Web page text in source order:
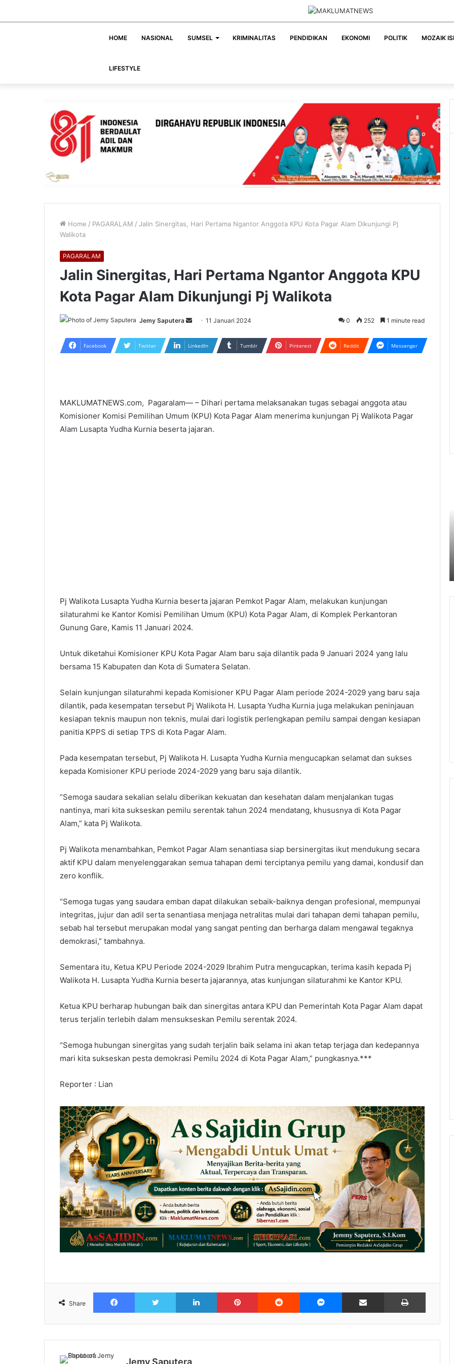
HOME NASIONAL SUMSEL KRIMINALITAS PENDIDIKAN EKONOMI POLITIK MOZAIK
LIFESTYLE
Home / PAGARALAM / Jalin Sinergitas, Hari Pertama Ngantor Anggota KPU Kota Pagar Alam Dikunjungi Pj
Walikota
PAGARALAM
Jalin Sinergitas, Hari Pertama Ngantor Anggota KPU
Kota Pagar Alam Dikunjungi Pj Walikota
Jemy Saputera
Send
email
11 Januari 2024 0 252 1 minute read
Facebook Twitter LinkedIn Tumblr Pinterest Reddit Messenger
MAKLUMATNEWS.com, Pagaralam— – Dihari pertama melaksanakan tugas sebagai anggota atau
Komisioner Komisi Pemilihan Umum (KPU) Kota Pagar Alam menerima kunjungan Pj Walikota Pagar
Alam Lusapta Yudha Kurnia beserta jajaran.
Pj Walikota Lusapta Yudha Kurnia beserta jajaran Pemkot Pagar Alam, melakukan kunjungan
silaturahmi ke Kantor Komisi Pemilihan Umum (KPU) Kota Pagar Alam, di Komplek Perkantoran
Gunung Gare, Kamis 11 Januari 2024.
Untuk diketahui Komisioner KPU Kota Pagar Alam baru saja dilantik pada 9 Januari 2024 yang lalu
bersama 15 Kabupaten dan Kota di Sumatera Selatan.
Selain kunjungan silaturahmi kepada Komisioner KPU Pagar Alam periode 2024-2029 yang baru saja
dilantik, pada kesempatan tersebut Pj Walikota H. Lusapta Yudha Kurnia juga melakukan peninjauan
kesiapan teknis maupun non teknis, mulai dari logistik perlengkapan pemilu sampai dengan kesiapan
panitia KPPS di setiap TPS di Kota Pagar Alam.
Pada kesempatan tersebut, Pj Walikota H. Lusapta Yudha Kurnia mengucapkan selamat dan sukses
kepada Komisioner KPU periode 2024-2029 yang baru saja dilantik.
“Semoga saudara sekalian selalu diberikan kekuatan dan kesehatan dalam menjalankan tugas
nantinya, mari kita sukseskan pemilu serentak tahun 2024 mendatang, khususnya di Kota Pagar
Alam,” kata Pj Walikota.
Pj Walikota menambahkan, Pemkot Pagar Alam senantiasa siap bersinergitas ikut mendukung secara
aktif KPU dalam menyelenggarakan semua tahapan demi terciptanya pemilu yang damai, kondusif dan
zero konflik.
“Semoga tugas yang saudara emban dapat dilakukan sebaik-baiknya dengan profesional, mempunyai
integritas, jujur dan adil serta senantiasa menjaga netralitas mulai dari tahapan demi tahapan pemilu,
sebab hal tersebut merupakan modal yang sangat penting dan berharga dalam mengawal tegaknya
demokrasi,” tambahnya.
Sementara itu, Ketua KPU Periode 2024-2029 Ibrahim Putra mengucapkan, terima kasih kepada Pj
Walikota H. Lusapta Yudha Kurnia beserta jajarannya, atas kunjungan silaturahmi ke Kantor KPU.
Ketua KPU berharap hubungan baik dan sinergitas antara KPU dan Pemerintah Kota Pagar Alam dapat
terus terjalin terlebih dalam mensukseskan Pemilu serentak 2024.
“Semoga hubungan sinergitas yang sudah terjalin baik selama ini akan tetap terjaga dan kedepannya
mari kita sukseskan pesta demokrasi Pemilu 2024 di Kota Pagar Alam,” pungkasnya.***
Reporter : Lian
Share
Facebook Twitter LinkedIn Pinterest Reddit Messenger Share via Email Print